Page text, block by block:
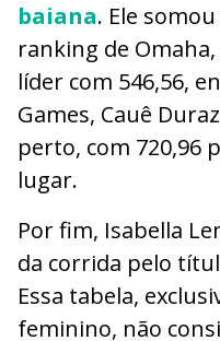
baiana. Ele
ranking de
líder com 546,56,
Games, Cauê
perto, com 720,96
lugar.
Por fim, Isabella
da corrida pelo
Essa tabela,
feminino, não